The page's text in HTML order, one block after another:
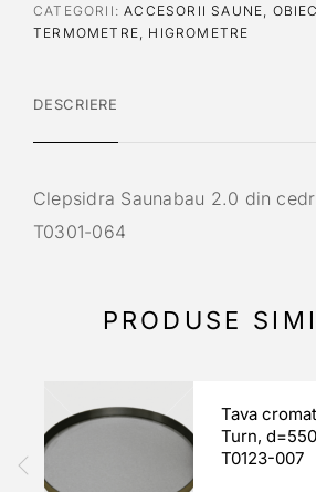
CATEGORII:ACCESORII SAUNE,
TERMOMETRE, HIGROMETRE
DESCRIERE
Clepsidra Saunabau 2.0 din
T0301-064
PRODUSE
Tava
Turn,
T0123-007